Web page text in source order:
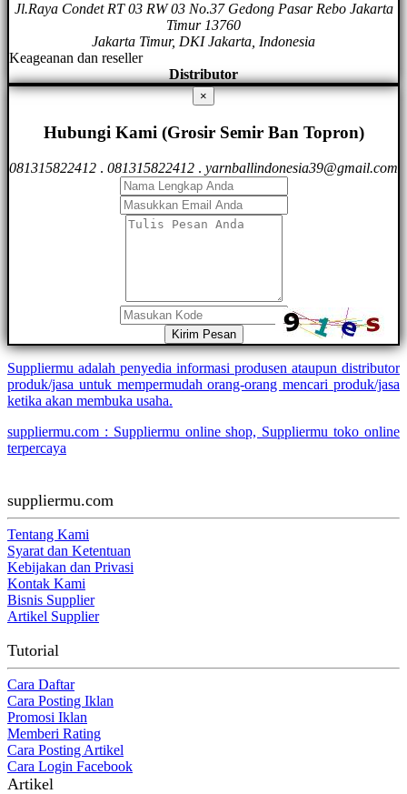
Jl.Raya Condet RT 03 RW 03 No.37 Gedong Pasar Rebo Jakarta
Timur 13760
Jakarta Timur, DKI Jakarta, Indonesia
Keageanan dan reseller
Distributor
×
Hubungi Kami (Grosir Semir Ban Topron)
081315822412 . 081315822412 . yarnballindonesia39@gmail.com
Kirim Pesan
Suppliermu adalah penyedia informasi produsen ataupun distributor
produk/jasa untuk mempermudah orang-orang mencari produk/jasa
ketika akan membuka usaha.
suppliermu.com : Suppliermu online shop, Suppliermu toko online
terpercaya
suppliermu.com
Tentang Kami
Syarat dan Ketentuan
Kebijakan dan Privasi
Kontak Kami
Bisnis Supplier
Artikel Supplier
Tutorial
Cara Daftar
Cara Posting Iklan
Promosi Iklan
Memberi Rating
Cara Posting Artikel
Cara Login Facebook
Artikel